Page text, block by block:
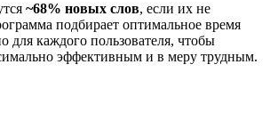
~68% новых слов, если их не
подбирает оптимальное время
для каждого пользователя, чтобы
эффективным и в меру трудным.